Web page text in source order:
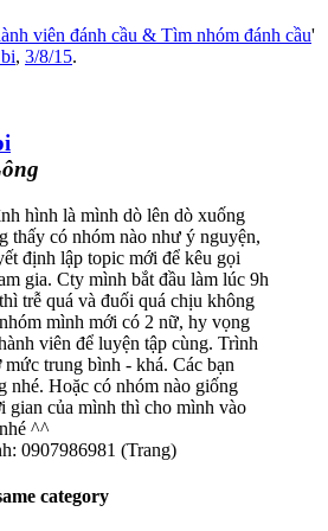
viên đánh cầu & Tìm nhóm đánh cầu'
, 3/8/15.
hình là mình dò lên dò xuống
thấy có nhóm nào như ý nguyện,
định lập topic mới để kêu gọi
gia. Cty mình bắt đầu làm lúc 9h
trễ quá và đuối quá chịu không
mình mới có 2 nữ, hy vọng
viên để luyện tập cùng. Trình
trung bình - khá. Các bạn
nhé. Hoặc có nhóm nào giống
gian của mình thì cho mình vào
^^
0907986981 (Trang)
category